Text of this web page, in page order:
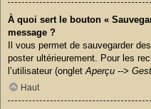
À quoi sert le bouton «
message ?
Il vous permet de sauvegarder
poster ultérieurement. Pour les
l’utilisateur (onglet Aperçu -->
Haut